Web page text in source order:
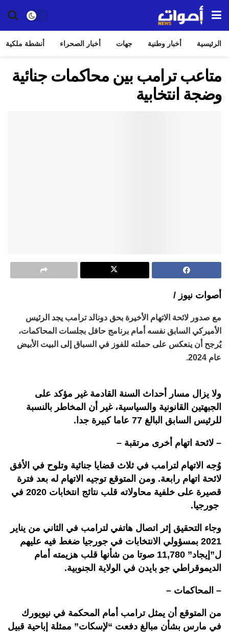
الرئيسية أخبار وطنية جهات أخبار الصحراء أنشطة ملكية
متاعب ترامب بين محاكمات جنائية
وضجة انتخابية
أصوات نيوز /
مع صدور لائحة الاتهام الأخيرة بحق دونالد ترامب يجد الرئيس
الأميركي السابق نفسه أمام برنامج حافل بجلسات المحاكمات،
يُرجح أن ينعكس على حملته للفوز في السباق إلى البيت الأبيض
عام 2024.
ولا يزال مسار أحداث السنة القادمة غير مؤكد على
الجبهتين القانونية والسياسية، غير أن المخاطر بالنسبة
للرئيس السابق البالغ 77 عاما كبيرة جدا.
– لائحة اتهام أخرى مرتقبة –
وُجه الاتهام لترامب في ثلاث قضايا جنائية وتلوح في الأفق
لائحة اتهام رابعة. ومن المتوقع توجيه الاتهام له بعد فترة
قصيرة على خلفية محاولاته قلب نتائج انتخابات 2020 في
جورجيا.
وجاء التحقيق إثر اتصال هاتفي لترامب في الثاني من يناير
2021 بمسؤولي الانتخابات في جورجيا ضغط فيه عليهم
ل”إيجاد” 11,780 صوتا من شأنها قلب هزيمته أمام
الديموقراطي جو بايدن في الولاية الجنوبية.
– المحاكمات –
من المتوقع أن يمثل ترامب أمام المحكمة في نيويورك
في مارس بشأن مبالغ دفعت “لإسكات” ممثلة إباحية قبيل